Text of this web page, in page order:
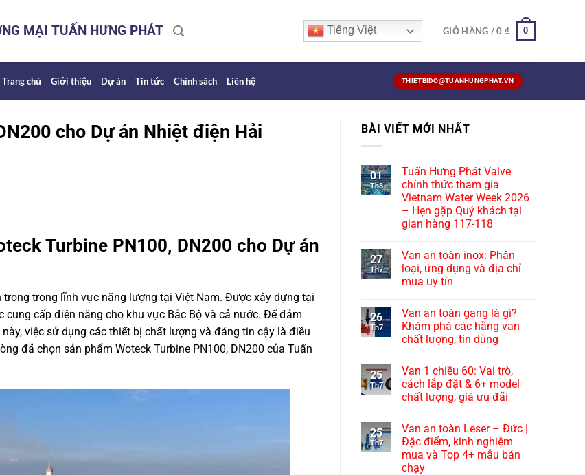
MẠI TUẤN HƯNG PHÁT Tiếng Việt GIỎ HÀNG /0 ₫ 0
Trang chủ Giới thiệu Dự án Tin tức Chính sách Liên hệ THIETBIDO@TUANHUNGPHAT.VN
cho Dự án Nhiệt điện Hải
Turbine PN100, DN200 cho Dự án
trong lĩnh vực năng lượng tại Việt Nam. Được xây dựng tại
cấp điện năng cho khu vực Bắc Bộ và cả nước. Để đảm
việc sử dụng các thiết bị chất lượng và đáng tin cậy là điều
đã chọn sản phẩm Woteck Turbine PN100, DN200 của Tuấn
BÀI VIẾT MỚI NHẤT
01
Th8
Tuấn Hưng Phát Valve
chính thức tham gia
Vietnam Water Week 2026
– Hẹn gặp Quý khách tại
gian hàng 117-118
27
Th7
Van an toàn inox: Phân
loại, ứng dụng và địa chỉ
mua uy tín
26
Th7
Van an toàn gang là gì?
Khám phá các hãng van
chất lượng, tin dùng
25
Th7
Van 1 chiều 60: Vai trò,
cách lắp đặt & 6+ model
chất lượng, giá ưu đãi
25
Th7
Van an toàn Leser – Đức |
Đặc điểm, kinh nghiệm
mua và Top 4+ mẫu bán
chạy